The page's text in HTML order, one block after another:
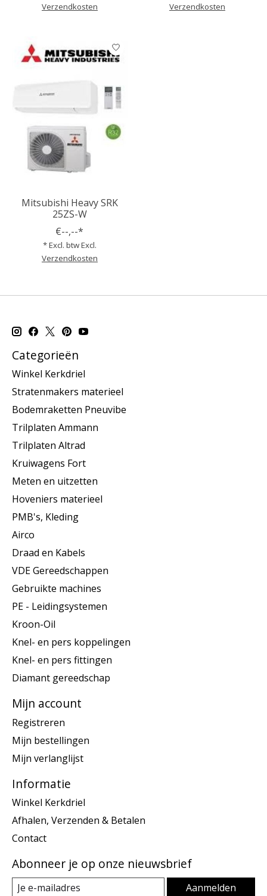
Verzendkosten
Verzendkosten
Mitsubishi Heavy SRK
25ZS-W
€--,--*
* Excl. btw Excl.
Verzendkosten
Categorieën
Winkel Kerkdriel
Stratenmakers materieel
Bodemraketten Pneuvibe
Trilplaten Ammann
Trilplaten Altrad
Kruiwagens Fort
Meten en uitzetten
Hoveniers materieel
PMB's, Kleding
Airco
Draad en Kabels
VDE Gereedschappen
Gebruikte machines
PE - Leidingsystemen
Kroon-Oil
Knel- en pers koppelingen
Knel- en pers fittingen
Diamant gereedschap
Mijn account
Registreren
Mijn bestellingen
Mijn verlanglijst
Informatie
Winkel Kerkdriel
Afhalen, Verzenden & Betalen
Contact
Abonneer je op onze nieuwsbrief
Aanmelden